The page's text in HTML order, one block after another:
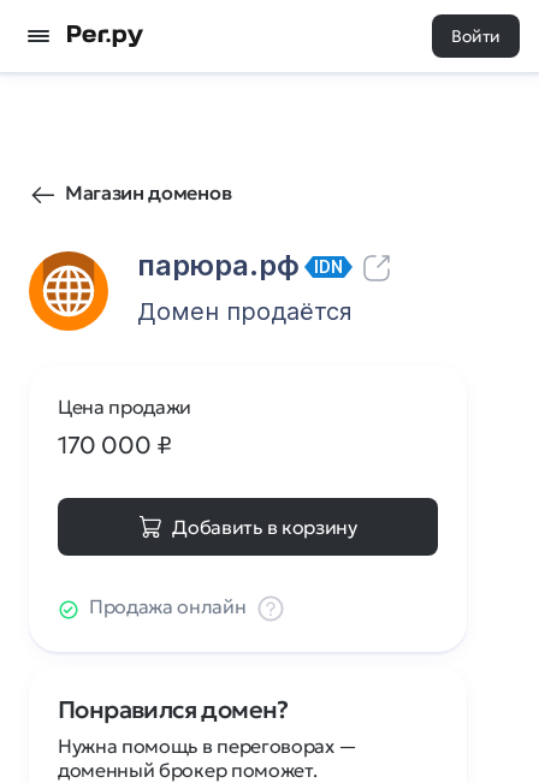
Войти
Магазин доменов
парюра.рф IDN
79 0
Домен продаётся
Цена продажи
170 000 ₽
Добавить в корзину
Продажа онлайн
Понравился домен?
Нужна помощь в переговорах —
доменный брокер поможет.